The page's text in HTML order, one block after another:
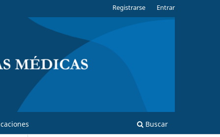
Buscar
Registrarse Entrar